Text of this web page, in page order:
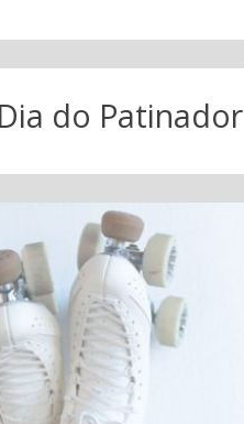
Dia do Patinador